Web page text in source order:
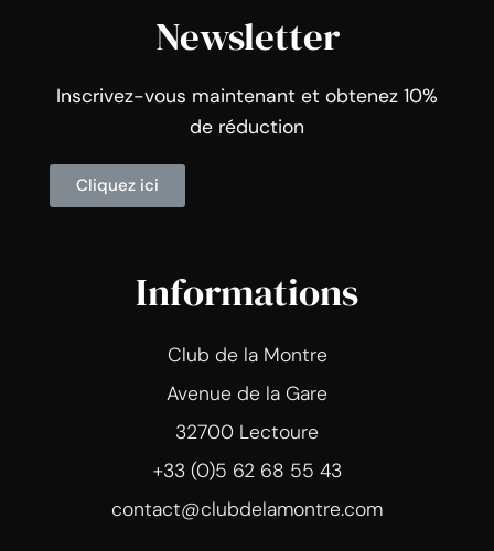
Newsletter
Inscrivez-vous maintenant et obtenez 10%
de réduction
Cliquez ici
Informations
Club de la Montre
Avenue de la Gare
32700 Lectoure
+33 (0)5 62 68 55 43
contact@clubdelamontre.com